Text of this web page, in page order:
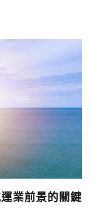
業前景的關鍵